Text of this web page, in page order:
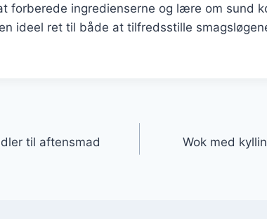
forberede ingredienserne og lære om sund
ideel ret til både at tilfredsstille
til aftensmad
Wok med